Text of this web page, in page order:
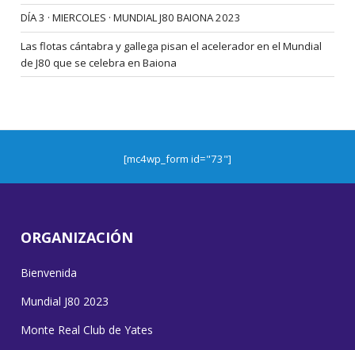
DÍA 3 · MIERCOLES · MUNDIAL J80 BAIONA 2023
Las flotas cántabra y gallega pisan el acelerador en el Mundial
de J80 que se celebra en Baiona
[mc4wp_form id="73"]
ORGANIZACIÓN
Bienvenida
Mundial J80 2023
Monte Real Club de Yates